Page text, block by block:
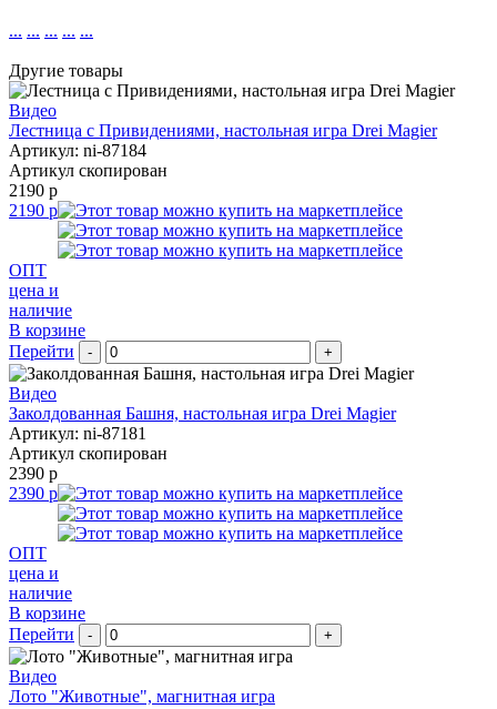
... ... ... ... ...
Другие товары
Видео
Лестница с Привидениями, настольная игра Drei Magier
Артикул: ni-87184
Артикул скопирован
2190 р
2190 р
ОПТ
цена и
наличие
В корзине
Перейти
- +
Видео
Заколдованная Башня, настольная игра Drei Magier
Артикул: ni-87181
Артикул скопирован
2390 р
2390 р
ОПТ
цена и
наличие
В корзине
Перейти
- +
Видео
Лото "Животные", магнитная игра